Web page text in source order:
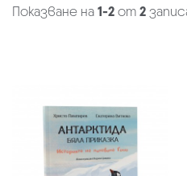
Показване на1-2от2